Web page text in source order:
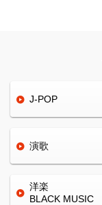
J-POP
演歌
洋楽
BLACK MUSIC